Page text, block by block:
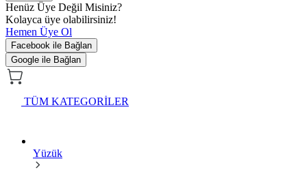
Henüz Üye Değil Misiniz?
Kolayca üye olabilirsiniz!
Hemen Üye Ol
Facebook ile Bağlan
Google ile Bağlan
TÜM KATEGORİLER
Yüzük